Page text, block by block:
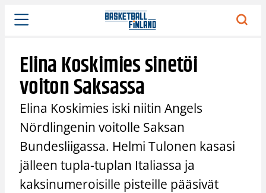
Siirry
sisältöön
Elina Koskimies sinetöi
voiton Saksassa
Elina Koskimies iski niitin Angels
Nördlingenin voitolle Saksan
Bundesliigassa. Helmi Tulonen kasasi
jälleen tupla-tuplan Italiassa ja
kaksinumeroisille pisteille pääsivät